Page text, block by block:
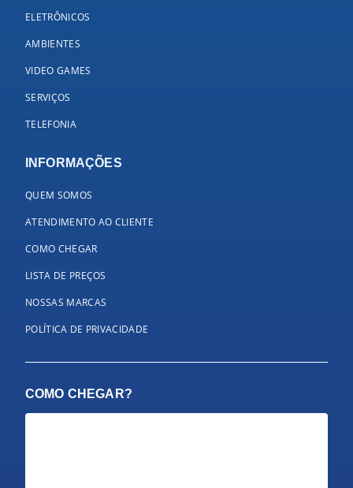
ELETRÔNICOS
AMBIENTES
VIDEO GAMES
SERVIÇOS
TELEFONIA
INFORMAÇÕES
QUEM SOMOS
ATENDIMENTO AO CLIENTE
COMO CHEGAR
LISTA DE PREÇOS
NOSSAS MARCAS
POLÍTICA DE PRIVACIDADE
COMO CHEGAR?